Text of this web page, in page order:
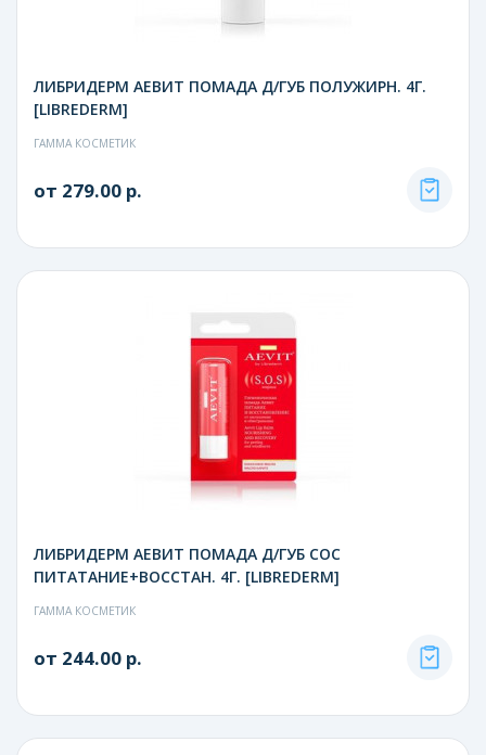
ЛИБРИДЕРМ АЕВИТ ПОМАДА Д/ГУБ ПОЛУЖИРН. 4Г.
[LIBREDERM]
ГАММА КОСМЕТИК
от 279.00 р.
ЛИБРИДЕРМ АЕВИТ ПОМАДА Д/ГУБ СОС
ПИТАТАНИЕ+ВОССТАН. 4Г. [LIBREDERM]
ГАММА КОСМЕТИК
от 244.00 р.